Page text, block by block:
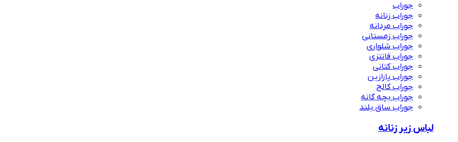
جوراب
جوراب زنانه
جوراب مردانه
جوراب زمستانی
جوراب شلواری
جوراب فانتزی
جوراب کتانی
جوراب پارازین
جوراب کالج
جوراب بچه گانه
جوراب ساق بلند
لباس زیر زنانه